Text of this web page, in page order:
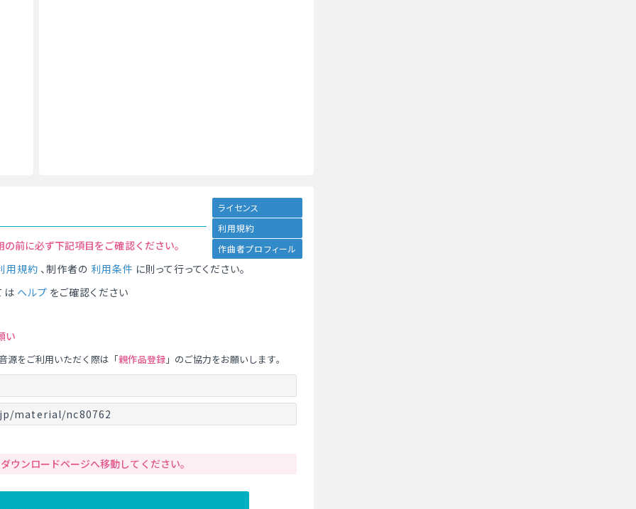
ライセンス
利用規約
作曲者プロフィール
前に必ず下記項目をご確認ください。
用規約 、制作者の 利用条件 に則って行ってください。
は ヘルプ をご確認ください
い
源をご利用いただく際は「親作品登録」のご協力をお願いします。
material/nc80762
ウンロードページへ移動してください。